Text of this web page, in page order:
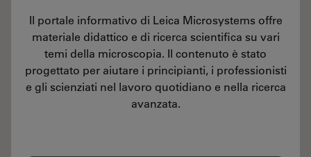
Il portale informativo di Leica Microsystems offre
materiale didattico e di ricerca scientifica su vari
temi della microscopia. Il contenuto è stato
progettato per aiutare i principianti, i professionisti
e gli scienziati nel lavoro quotidiano e nella ricerca
avanzata.